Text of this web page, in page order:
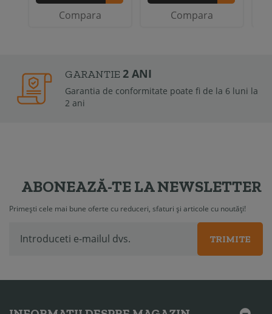
Compara Compara
GARANTIE 2 ANI
Garantia de conformitate poate fi de la 6 luni la
2 ani
ABONEAZĂ-TE LA NEWSLETTER
Primești cele mai bune oferte cu reduceri, sfaturi și articole cu noutăți!
TRIMITE